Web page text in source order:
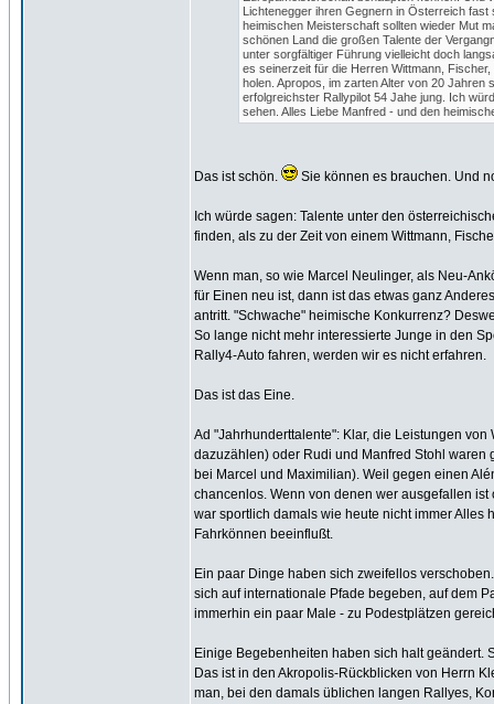
Lichtenegger ihren Gegnern in Österreich
heimischen Meisterschaft sollten wieder Mut
schönen Land die großen Talente der
unter sorgfältiger Führung vielleicht doch
es seinerzeit für die Herren Wittmann,
holen. Apropos, im zarten Alter von 20
erfolgreichster Rallypilot 54 Jahe jung. Ich
sehen. Alles Liebe Manfred - und den
Das ist schön. Sie können es brauchen. Und
Ich würde sagen: Talente unter den
finden, als zu der Zeit von einem Wittmann,
Wenn man, so wie Marcel Neulinger, als Neu-
für Einen neu ist, dann ist das etwas ganz
antritt. "Schwache" heimische Konkurrenz?
So lange nicht mehr interessierte Junge in den
Rally4-Auto fahren, werden wir es nicht erfahren.
Das ist das Eine.
Ad "Jahrhunderttalente": Klar, die Leistungen
dazuzählen) oder Rudi und Manfred Stohl waren
bei Marcel und Maximilian). Weil gegen einen
chancenlos. Wenn von denen wer ausgefallen
war sportlich damals wie heute nicht immer
Fahrkönnen beeinflußt.
Ein paar Dinge haben sich zweifellos
sich auf internationale Pfade begeben, auf dem
immerhin ein paar Male - zu Podestplätzen
Einige Begebenheiten haben sich halt geändert.
Das ist in den Akropolis-Rückblicken von Herrn
man, bei den damals üblichen langen Rallyes,